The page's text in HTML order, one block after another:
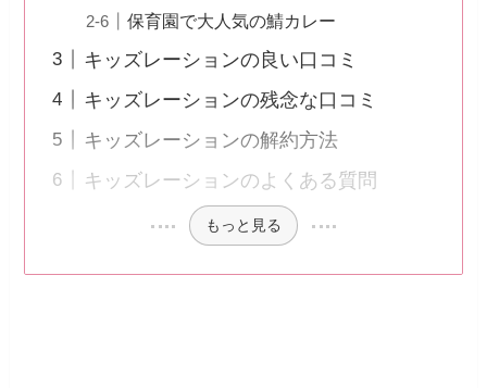
保育園で大人気の鯖カレー
キッズレーションの良い口コミ
キッズレーションの残念な口コミ
キッズレーションの解約方法
キッズレーションのよくある質問
もっと見る